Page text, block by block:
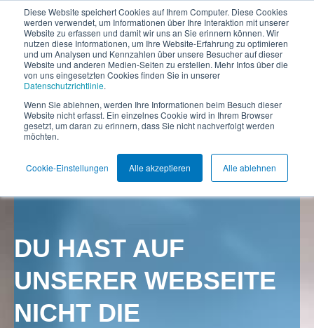
Diese Website speichert Cookies auf Ihrem Computer. Diese Cookies
werden verwendet, um Informationen über Ihre Interaktion mit unserer
Website zu erfassen und damit wir uns an Sie erinnern können. Wir
nutzen diese Informationen, um Ihre Website-Erfahrung zu optimieren
und um Analysen und Kennzahlen über unsere Besucher auf dieser
Website und anderen Medien-Seiten zu erstellen. Mehr Infos über die
von uns eingesetzten Cookies finden Sie in unserer
Datenschutzrichtlinie.
Wenn Sie ablehnen, werden Ihre Informationen beim Besuch dieser
Website nicht erfasst. Ein einzelnes Cookie wird in Ihrem Browser
gesetzt, um daran zu erinnern, dass Sie nicht nachverfolgt werden
möchten.
Cookie-Einstellungen Alle akzeptieren Alle ablehnen
DU HAST AUF
UNSERER WEBSEITE
NICHT DIE